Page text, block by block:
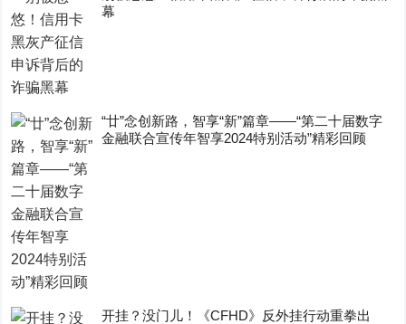
幕
“廿”念创新路，智享“新”篇章——“第二十届数字
金融联合宣传年智享2024特别活动”精彩回顾
开挂？没门儿！《CFHD》反外挂行动重拳出